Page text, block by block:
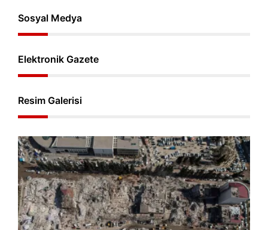
Sosyal Medya
Elektronik Gazete
Resim Galerisi